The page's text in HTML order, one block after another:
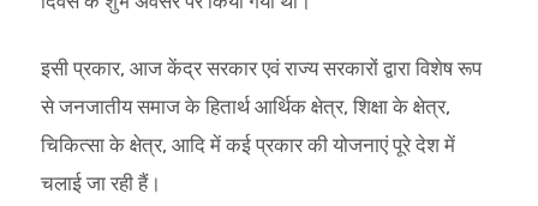
इसी प्रकार, आज केंद्र सरकार एवं राज्य सरकारों द्वारा विशेष रूप
से जनजातीय समाज के हितार्थ आर्थिक क्षेत्र, शिक्षा के क्षेत्र,
चिकित्सा के क्षेत्र, आदि में कई प्रकार की योजनाएं पूरे देश में
चलाई जा रही हैं।